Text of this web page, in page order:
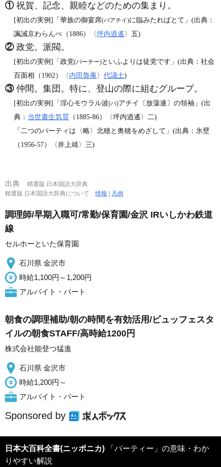
①祝賀、記念、親睦などのための集まり。
[初出の実例]「華族の御宴席(パアチイ)に臨みたればとて」(出典：
諷誡京わらんべ（1886）〈坪内逍遙〉五)
②政党。派閥。
[初出の実例]「政党(パーチー)といふよりは徒党です」(出典：社会
百面相（1902）〈内田魯庵〉 代議士)
③仲間。集団。特に、登山の際に組むグループ。
[初出の実例]「淫心モウラル波(パ)アチイ〔放蕩連〕の領袖」(出
典： 当世書生気質 （1885‐86）〈坪内逍遙〉二)
「二つのパーティは〈略〉北穂と奥穂をめざして」(出典：氷壁
（1956‐57）〈井上靖〉三)
出典
精選版 日本国語大辞典
精選版 日本国語大辞典について情報 凡例
調理師/早期入職可/常勤/保育園/金沢 IRいしかわ鉄道
線
セルホーといた保育園
石川県 金沢市
時給1,100円～1,200円
アルバイト・パート
朝食の調理補助/朝の時間を有効活用/ビュッフェスタ
イルの朝食STAFF/高時給1200円
株式会社能登つ猛進
石川県 金沢市
時給1,200円～
アルバイト・パート
Sponsored by
日本大百科全書(ニッポニカ)
りやすい解説